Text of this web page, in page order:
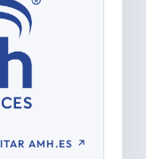
AMH.ES ↗